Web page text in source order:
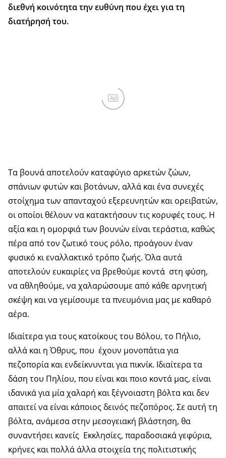
διεθνή κοινότητα την ευθύνη που έχει για τη
διατήρησή του.
Ad
Τα βουνά αποτελούν καταφύγιο αρκετών ζώων,
σπάνιων φυτών και βοτάνων, αλλά και ένα συνεχές
στοίχημα των απανταχού εξερευνητών και ορειβατών,
οι οποίοι θέλουν να κατακτήσουν τις κορυφές τους. Η
αξία και η ομορφιά των βουνών είναι τεράστια, καθώς
πέρα από τον ζωτικό τους ρόλο, προάγουν έναν
φυσικό κι εναλλακτικό τρόπο ζωής. Όλα αυτά
αποτελούν ευκαιρίες να βρεθούμε κοντά στη φύση,
να αθληθούμε, να χαλαρώσουμε από κάθε αρνητική
σκέψη και να γεμίσουμε τα πνευμόνια μας με καθαρό
αέρα.
Ιδιαίτερα για τους κατοίκους του Βόλου, το Πήλιο,
αλλά και η Όθρυς, που έχουν μονοπάτια για
πεζοπορία και ενδείκνυνται για πικνίκ. Ιδιαίτερα τα
δάση του Πηλίου, που είναι και ποιο κοντά μας, είναι
ιδανικά για μία χαλαρή και ξέγνοιαστη βόλτα και δεν
απαιτεί να είναι κάποιος δεινός πεζοπόρος. Σε αυτή τη
βόλτα, ανάμεσα στην μεσογειακή βλάστηση, θα
συναντήσει κανείς Εκκλησίες, παραδοσιακά γεφύρια,
κρήνες και πολλά άλλα στοιχεία της πολιτιστικής